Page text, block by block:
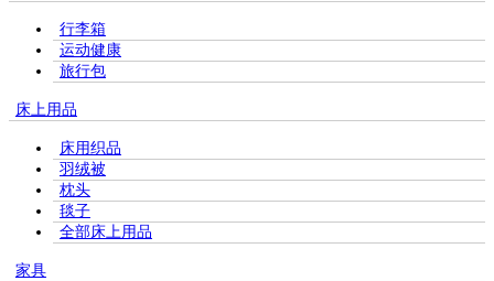
行李箱
运动健康
旅行包
床上用品
床用织品
羽绒被
枕头
毯子
全部床上用品
家具